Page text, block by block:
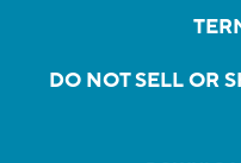
DO NOT SELL OR